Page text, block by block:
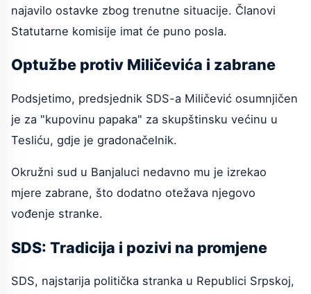
najavilo ostavke zbog trenutne situacije. Članovi
Statutarne komisije imat će puno posla.
Optužbe protiv Miličevića i zabrane
Podsjetimo, predsjednik SDS-a Miličević osumnjičen
je za "kupovinu papaka" za skupštinsku većinu u
Tesliću, gdje je gradonačelnik.
Okružni sud u Banjaluci nedavno mu je izrekao
mjere zabrane, što dodatno otežava njegovo
vođenje stranke.
SDS: Tradicija i pozivi na promjene
SDS, najstarija politička stranka u Republici Srpskoj,